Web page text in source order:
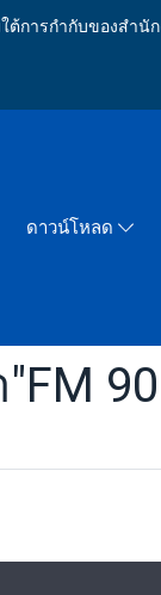
การกำกับของส
ดาวน์โหลด